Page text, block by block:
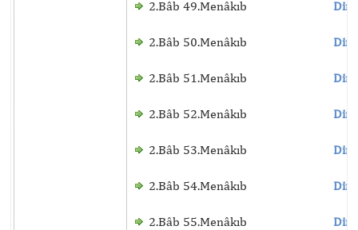
2.Bâb 49.Menâkıb
2.Bâb 50.Menâkıb
2.Bâb 51.Menâkıb
2.Bâb 52.Menâkıb
2.Bâb 53.Menâkıb
2.Bâb 54.Menâkıb
2.Bâb 55.Menâkıb